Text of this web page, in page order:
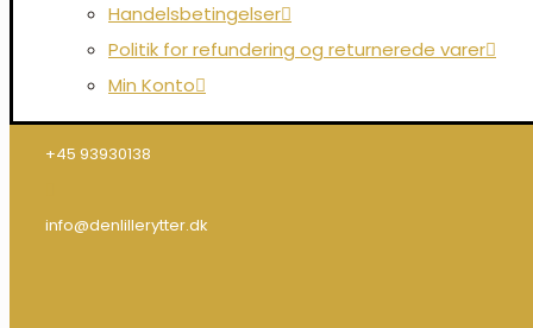
Handelsbetingelser
Politik for refundering og returnerede varer
Min Konto
+45 93930138
info@denlillerytter.dk